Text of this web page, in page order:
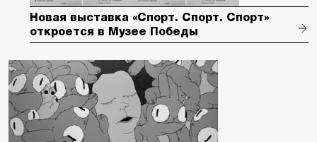
Новая выставка «Спорт. Спорт. Спорт»
откроется в Музее Победы